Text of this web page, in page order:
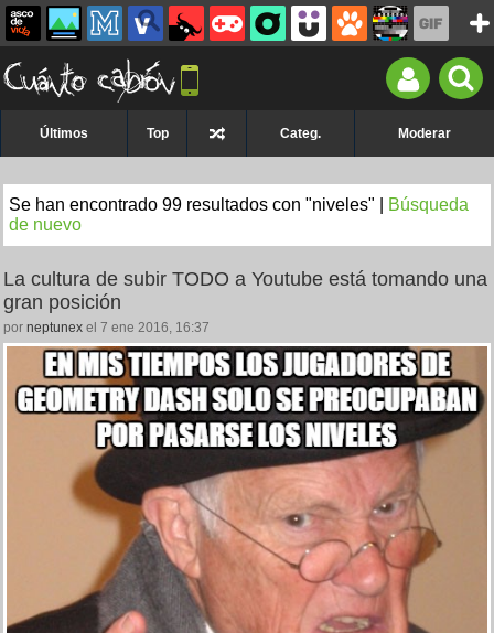
Últimos Top Categ. Moderar
Se han encontrado 99 resultados con "niveles" |
Búsqueda
de nuevo
La cultura de subir TODO a Youtube está tomando una
gran posición
por neptunex el 7 ene 2016, 16:37